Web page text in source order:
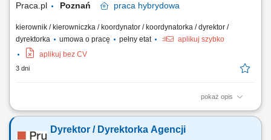
Praca.pl Poznań praca hybrydowa
kierownik / kierowniczka / koordynator / koordynatorka / dyrektor /
dyrektorka
umowa o pracę pełny etat
aplikuj szybko
aplikuj bez CV
3 dni
pokaż opis
Zakres obowiązków: Tworzenie i realizacja strategii sprzedaży B2C,
Odpowiedzialność za realizację celów sprzedażowych, efektywność
Dyrektor / Dyrektorka Agencji